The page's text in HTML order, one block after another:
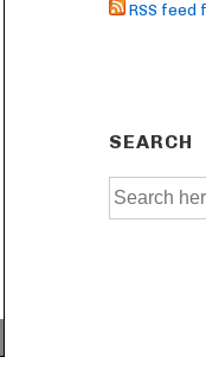
RSS feed
SEARCH
Search